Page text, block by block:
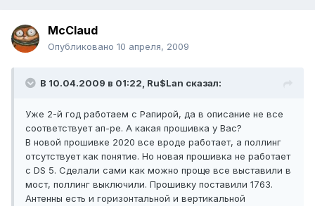
McClaud
Опубликовано 10 апреля, 2009
В 10.04.2009 в 01:22, Ru$Lan сказал:
Уже 2-й год работаем с Рапирой, да в описание не все
соответствует ап-ре. А какая прошивка у Вас?
В новой прошивке 2020 все вроде работает, а поллинг
отсутствует как понятие. Но новая прошивка не работает
с DS 5. Сделали сами как можно проще все выставили в
мост, поллинг выключили. Прошивку поставили 1763.
Антенны есть и горизонтальной и вертикальной